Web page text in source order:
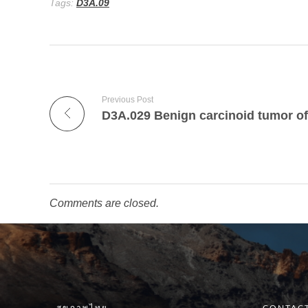
Tags: D3A.09
Previous Post
Comments are closed.